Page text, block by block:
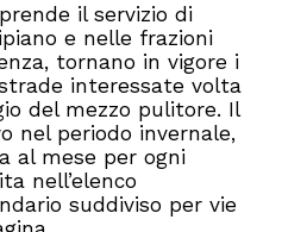
il servizio di
e nelle frazioni
tornano in vigore i
interessate volta
del mezzo pulitore. Il
nel periodo invernale,
al mese per ogni
nell’elenco
suddiviso per vie